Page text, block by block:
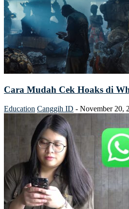
Cara Mudah Cek Hoaks di
Education Canggih ID - November 20,